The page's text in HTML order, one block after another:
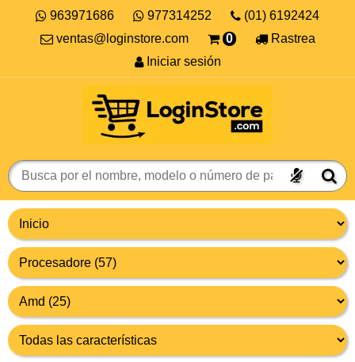
963971686 977314252
(01) 6192424
ventas@loginstore.com
0
Rastrea
Iniciar sesión